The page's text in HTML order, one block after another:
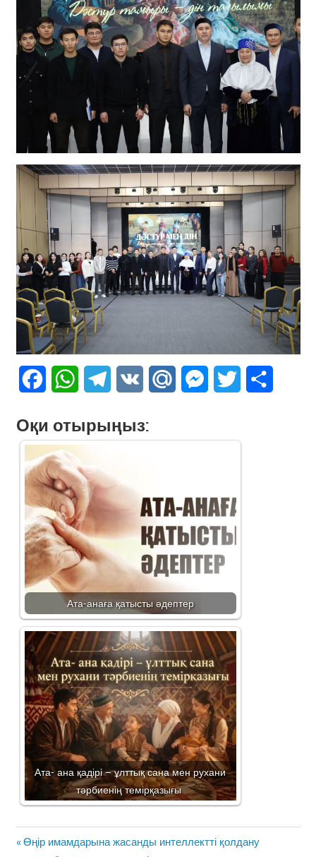
FacebookWhatsAppTelegram
VK Mail.Ru Messenger
Twitter
Оқи отырыңыз:
Ата-анаға қатысты әдептер
Ата- ана қадірі – ұлттық сана мен рухани
тәрбиенің темірқазығы
Жазба
Previous
Өңір имамдарына жасанды интеллектті қолдану